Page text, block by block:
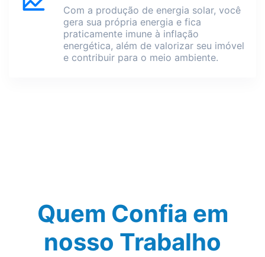
Com a produção de energia solar, você
gera sua própria energia e fica
praticamente imune à inflação
energética, além de valorizar seu imóvel
e contribuir para o meio ambiente.
Quem Confia em
nosso Trabalho